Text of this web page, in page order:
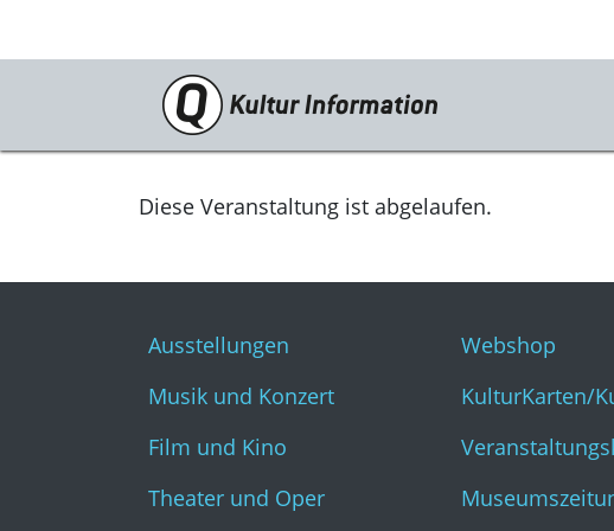
Veranstaltungen
Ausstellungen
Theater und Oper
Literatur
Diese Veranstaltung ist abgelaufen.
Ausstellungen
Musik und Konzert
Film und Kino
Theater und Oper
Webshop
KulturKarten/